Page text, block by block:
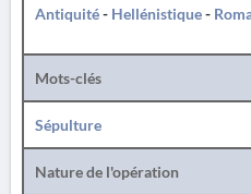
Antiquité- Hellénistique-
Mots-clés
Sépulture
Nature de l'opération